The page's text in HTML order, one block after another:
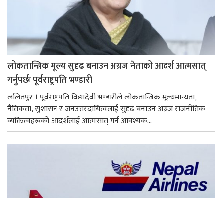
लोकतान्त्रिक मूल्य सुदृढ बनाउन अग्रज नेताको आदर्श आत्मसात्
गर्नुपर्छः पूर्वराष्ट्रपति भण्डारी
ललितपुर । पूर्वराष्ट्रपति विद्यादेवी भण्डारीले लोकतान्त्रिक मूल्यमान्यता,
नैतिकता, सुशासन र जनउत्तरदायित्वलाई सुदृढ बनाउन अग्रज राजनीतिक
व्यक्तित्वहरूको आदर्शलाई आत्मसात् गर्न आवश्यक...